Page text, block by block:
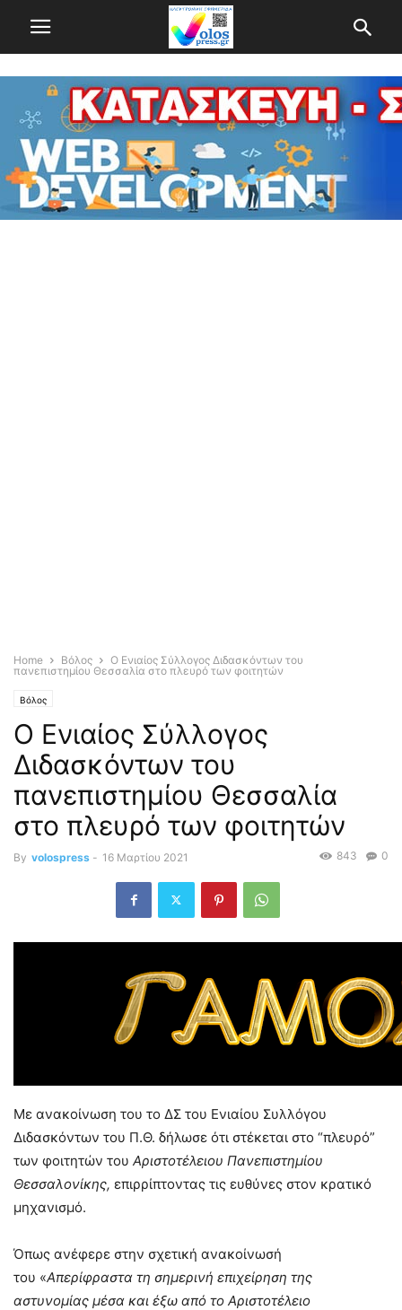
Home Βόλος
Ο Ενιαίος Σύλλογος Διδασκόντων του
πανεπιστημίου Θεσσαλία στο πλευρό των φοιτητών
Βόλος
Ο Ενιαίος Σύλλογος
Διδασκόντων του
πανεπιστημίου Θεσσαλία
στο πλευρό των φοιτητών
By volospress - 16 Μαρτίου 2021 0
843
Με ανακοίνωση του το ΔΣ του Ενιαίου Συλλόγου
Διδασκόντων του Π.Θ. δήλωσε ότι στέκεται στο “πλευρό”
των φοιτητών του Αριστοτέλειου Πανεπιστημίου
Θεσσαλονίκης, επιρρίπτοντας τις ευθύνες στον κρατικό
μηχανισμό.
Όπως ανέφερε στην σχετική ανακοίνωσή
του «Απερίφραστα τη σημερινή επιχείρηση της
αστυνομίας μέσα και έξω από το Αριστοτέλειο